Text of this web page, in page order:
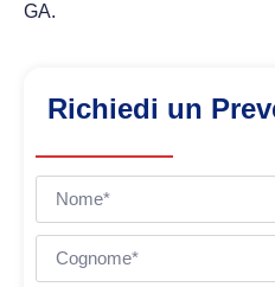
GA.
Richiedi un